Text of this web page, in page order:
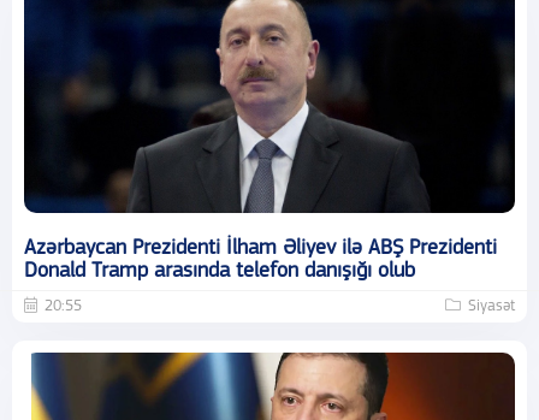
Azərbaycan Prezidenti İlham Əliyev ilə ABŞ Prezidenti
Donald Tramp arasında telefon danışığı olub
20:55 Siyasət